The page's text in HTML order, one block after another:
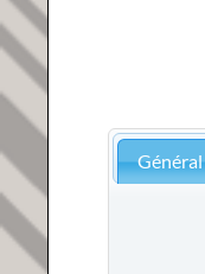
Général